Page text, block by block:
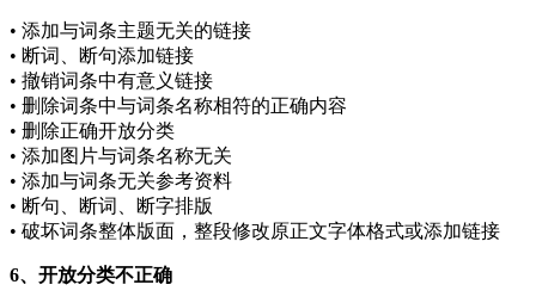
• 添加与词条主题无关的链接
• 断词、断句添加链接
• 撤销词条中有意义链接
• 删除词条中与词条名称相符的正确内容
• 删除正确开放分类
• 添加图片与词条名称无关
• 添加与词条无关参考资料
• 断句、断词、断字排版
• 破坏词条整体版面，整段修改原正文字体格式或添加链接
6、开放分类不正确